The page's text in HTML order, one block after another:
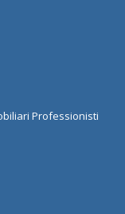
Professionisti